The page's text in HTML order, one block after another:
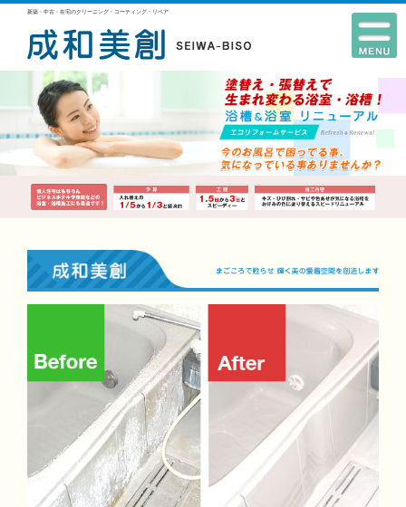
新築・中古・在宅のクリーニング・コーティング・リペア